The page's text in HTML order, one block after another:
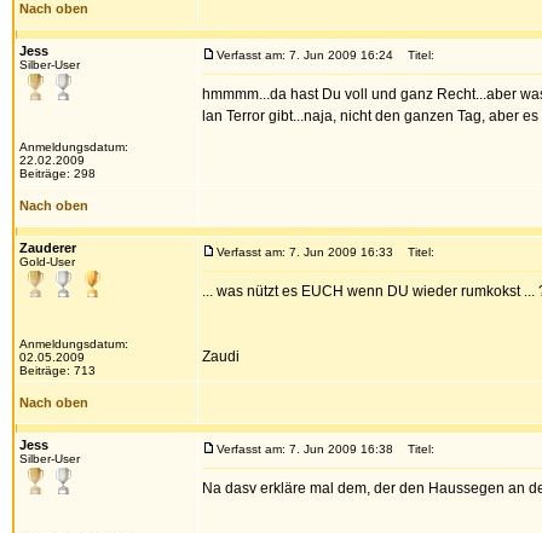
Nach oben
Jess
Silber-User
Anmeldungsdatum:
22.02.2009
Beiträge: 298
Verfasst am: 7. Jun 2009 16:24 Titel:
hmmmm...da hast Du voll und ganz Recht...aber
lan Terror gibt...naja, nicht den ganzen Tag, aber
Nach oben
Zauderer
Gold-User
Anmeldungsdatum:
02.05.2009
Beiträge: 713
Verfasst am: 7. Jun 2009 16:33 Titel:
... was nützt es EUCH wenn DU wieder rumkokst ...
Zaudi
Nach oben
Jess
Silber-User
Verfasst am: 7. Jun 2009 16:38 Titel:
Na dasv erkläre mal dem, der den Haussegen an